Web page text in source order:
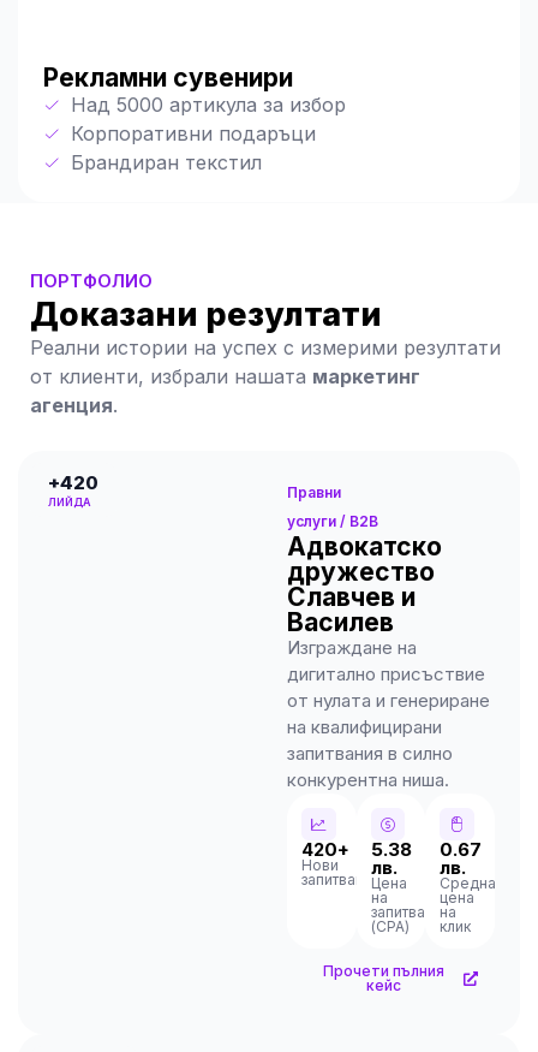
Рекламни сувенири
Над 5000 артикула за избор
Корпоративни подаръци
Брандиран текстил
ПОРТФОЛИО
Доказани резултати
Реални истории на успех с измерими резултати
от клиенти, избрали нашата маркетинг
агенция.
+420
ЛИЙДА
Правни
услуги / B2B
Адвокатско
дружество
Славчев и
Василев
Изграждане на
дигитално присъствие
от нулата и генериране
на квалифицирани
запитвания в силно
конкурентна ниша.
420+
Нови
запитвания
5.38
лв.
Цена
на
запитване
(CPA)
0.67
лв.
Средна
цена
на
клик
Прочети пълния
кейс